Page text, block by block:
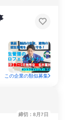
この企業の類似募集
締切：8月7日